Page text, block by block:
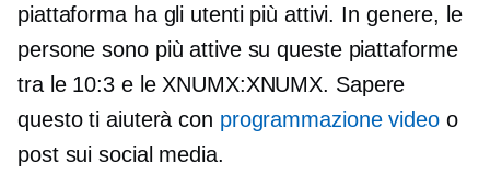
piattaforma ha gli utenti più attivi. In genere, le
persone sono più attive su queste piattaforme
tra le 10:3 e le XNUMX:XNUMX. Sapere
questo ti aiuterà con programmazione videoo
post sui social media.